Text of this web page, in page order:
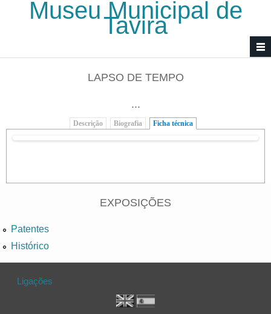
Passar para o conteúdo principal
Museu Municipal de
Tavira
LAPSO DE TEMPO
...
Descrição Biografia Ficha técnica
EXPOSIÇÕES
Patentes
Histórico
Ligações